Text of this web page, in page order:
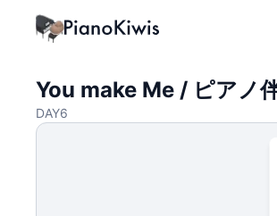
You make Me / ピアノ
DAY6